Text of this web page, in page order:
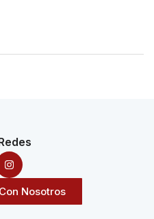
Nosotros